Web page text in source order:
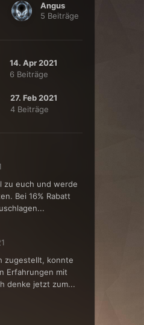
Angus
5 Beiträge
14. Apr 2021
6 Beiträge
27. Feb 2021
4 Beiträge
zu euch und werde
Bei 16% Rabatt
zugestellt, konnte
Erfahrungen mit
denke jetzt zum...